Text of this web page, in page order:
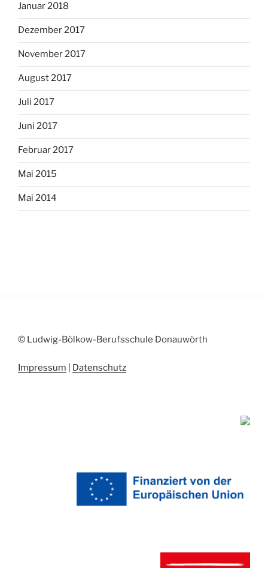
Januar 2018
Dezember 2017
November 2017
August 2017
Juli 2017
Juni 2017
Februar 2017
Mai 2015
Mai 2014
© Ludwig-Bölkow-Berufsschule Donauwörth
Impressum Datenschutz